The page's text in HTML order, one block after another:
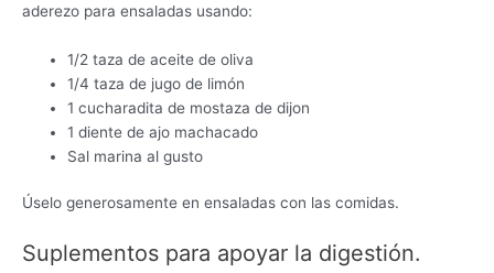
aderezo para ensaladas usando:
1/2 taza de aceite de oliva
1/4 taza de jugo de limón
1 cucharadita de mostaza de dijon
1 diente de ajo machacado
Sal marina al gusto
Úselo generosamente en ensaladas con las comidas.
Suplementos para apoyar la digestión.